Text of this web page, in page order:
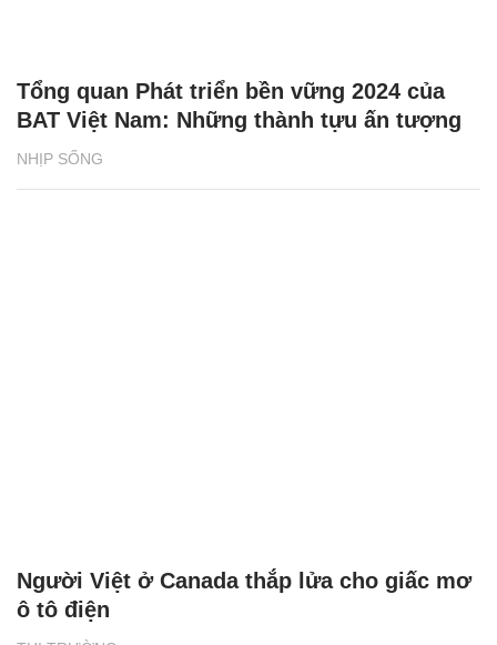
NHỊP SỐNG
Tổng quan Phát triển bền vững 2024 của
BAT Việt Nam: Những thành tựu ấn tượng
Người Việt ở Canada thắp lửa cho giấc mơ
ô tô điện